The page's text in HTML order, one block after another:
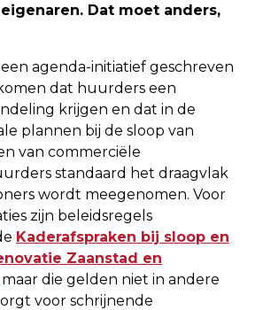
Dat moet anders,
agenda-initiatief geschreven
dat huurders een
krijgen en dat in de
plannen bij de sloop van
van commerciële
standaard het draagvlak
wordt meegenomen. Voor
zijn beleidsregels
Kaderafspraken bij sloop en
Zaanstad en
maar die gelden niet in andere
voor schrijnende